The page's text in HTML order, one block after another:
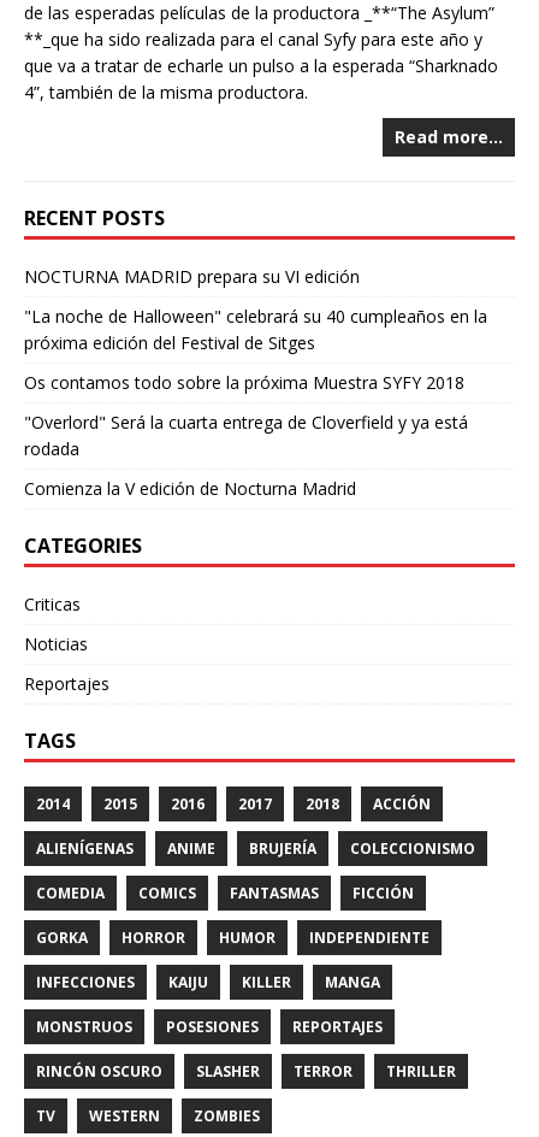
de las esperadas películas de la productora _**“The Asylum”
**_que ha sido realizada para el canal Syfy para este año y
que va a tratar de echarle un pulso a la esperada “Sharknado
4”, también de la misma productora.
Read more…
RECENT POSTS
NOCTURNA MADRID prepara su VI edición
"La noche de Halloween" celebrará su 40 cumpleaños en la
próxima edición del Festival de Sitges
Os contamos todo sobre la próxima Muestra SYFY 2018
"Overlord" Será la cuarta entrega de Cloverfield y ya está
rodada
Comienza la V edición de Nocturna Madrid
CATEGORIES
Criticas
Noticias
Reportajes
TAGS
2014 2015 2016 2017 2018 ACCIÓN
ALIENÍGENAS ANIME BRUJERÍA COLECCIONISMO
COMEDIA COMICS FANTASMAS FICCIÓN
GORKA HORROR HUMOR INDEPENDIENTE
INFECCIONES KAIJU KILLER MANGA
MONSTRUOS POSESIONES REPORTAJES
RINCÓN OSCURO SLASHER TERROR THRILLER
TV WESTERN ZOMBIES